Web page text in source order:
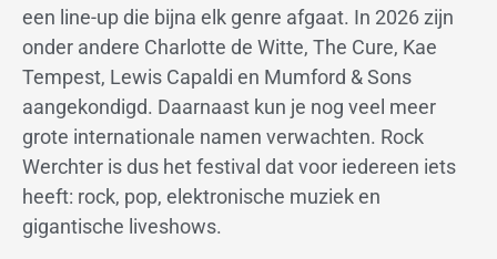
een line-up die bijna elk genre afgaat. In 2026 zijn
onder andere Charlotte de Witte, The Cure, Kae
Tempest, Lewis Capaldi en Mumford & Sons
aangekondigd. Daarnaast kun je nog veel meer
grote internationale namen verwachten. Rock
Werchter is dus het festival dat voor iedereen iets
heeft: rock, pop, elektronische muziek en
gigantische liveshows.